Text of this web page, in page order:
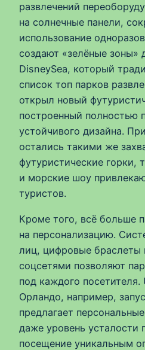
развлечений
на солнечные панели,
использование
создают «зелёные зоны»
DisneySea, который
список топ парков
открыл новый
построенный полностью
устойчивого дизайна.
остались такими же
футуристические горки,
и морские шоу
туристов.
Кроме того, всё больше
на персонализацию.
лиц, цифровые браслеты
соцсетями позволяют
под каждого
Орландо, например,
предлагает
даже уровень усталости
посещение уникальным